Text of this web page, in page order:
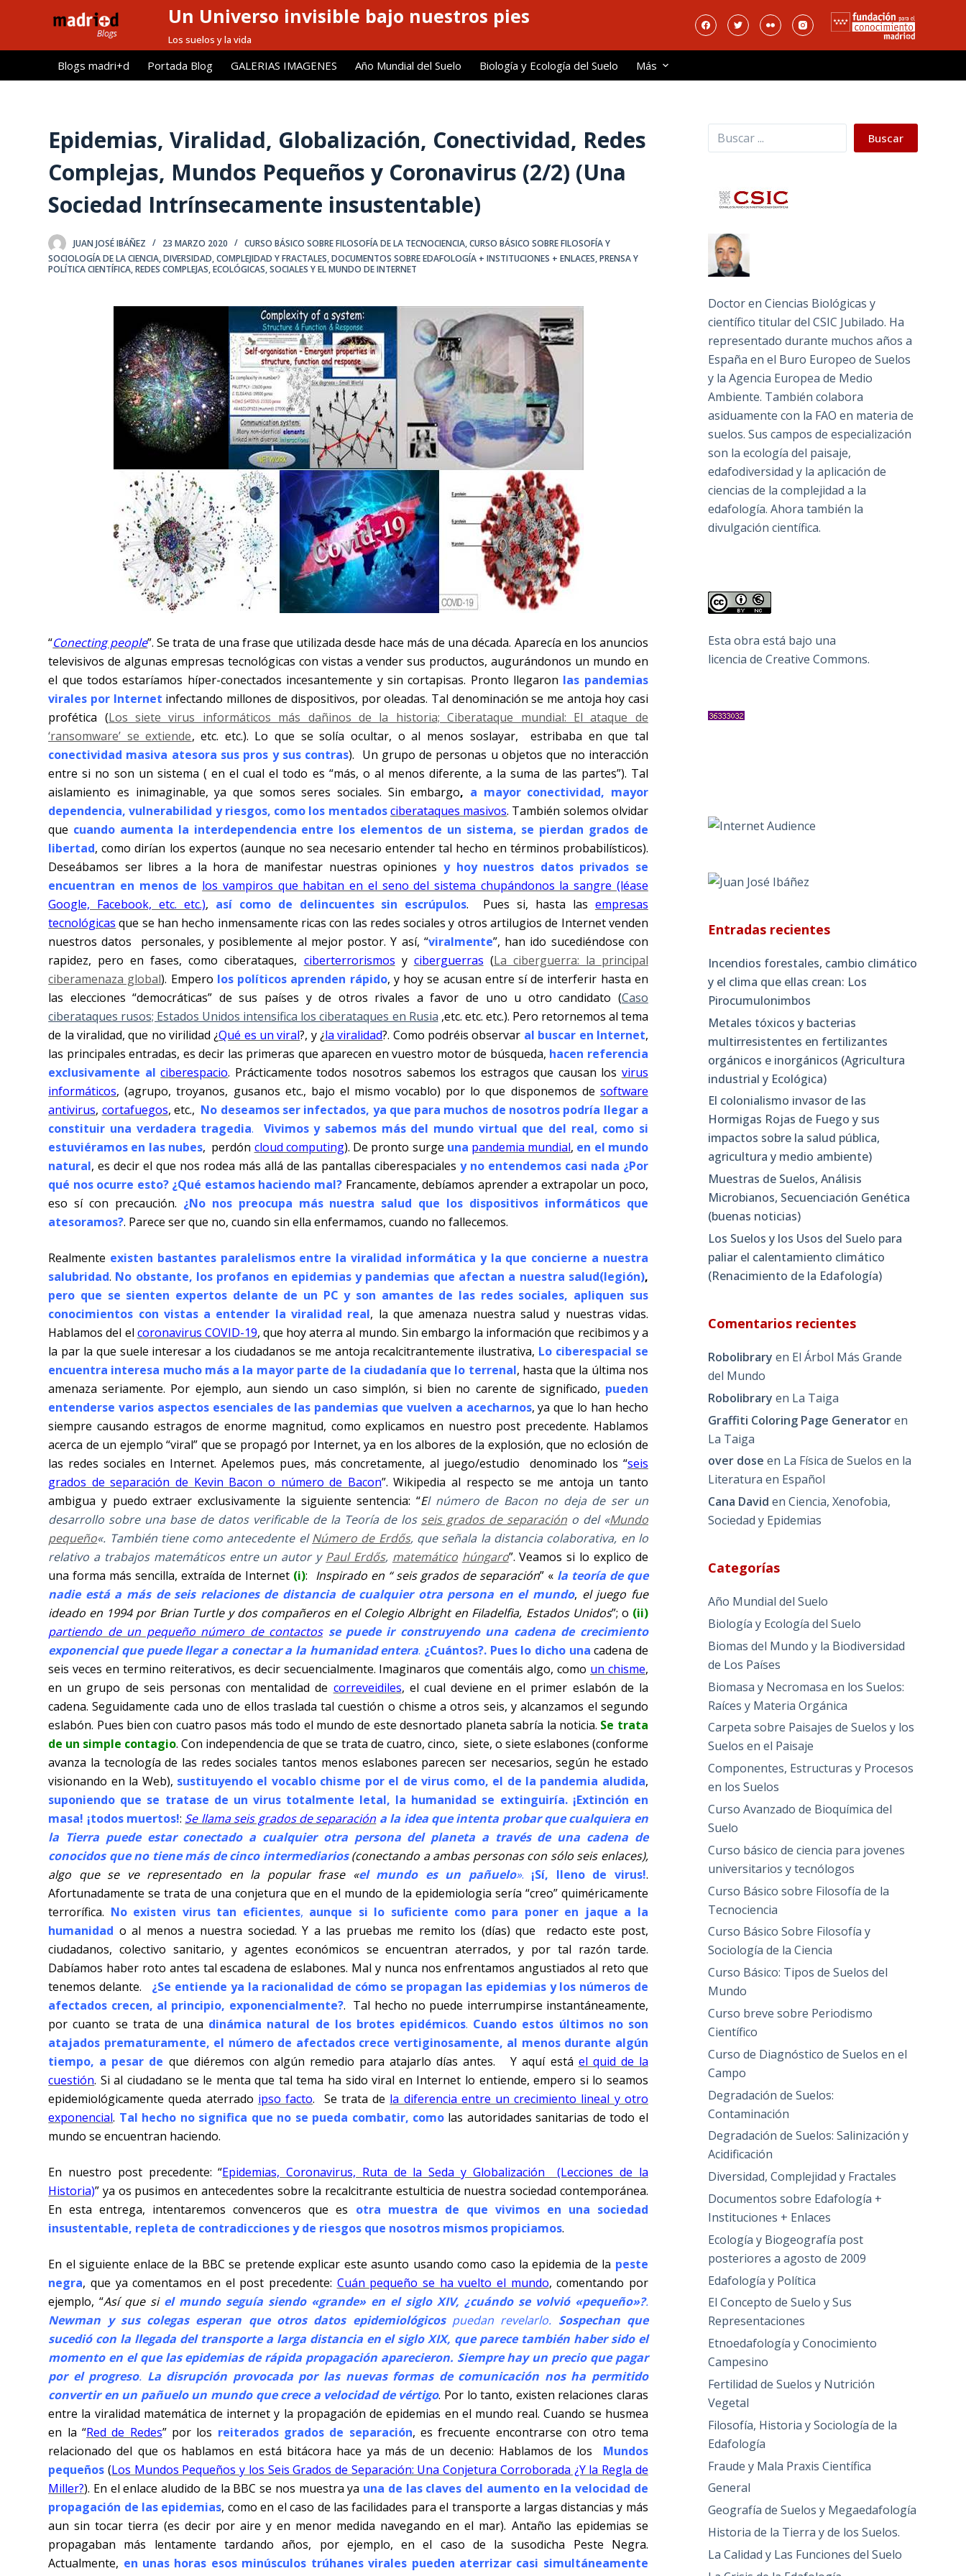
l
Un Universo invisible bajo nuestros pies
Los suelos y la vida
Blogs madri+d Portada Blog GALERIAS IMAGENES Año Mundial del Suelo Biología y Ecología del Suelo Más
Epidemias, Viralidad, Globalización, Conectividad, Redes
Complejas, Mundos Pequeños y Coronavirus (2/2) (Una
Sociedad Intrínsecamente insustentable)
JUAN JOSÉ IBÁÑEZ 23 MARZO 2020 CURSO BÁSICO SOBRE FILOSOFÍA DE LA TECNOCIENCIA,CURSO BÁSICO SOBRE FILOSOFÍA Y
SOCIOLOGÍA DE LA CIENCIA,DIVERSIDAD, COMPLEJIDAD Y FRACTALES,DOCUMENTOS SOBRE EDAFOLOGÍA + INSTITUCIONES + ENLACES,PRENSA Y
POLÍTICA CIENTÍFICA,REDES COMPLEJAS, ECOLÓGICAS, SOCIALES Y EL MUNDO DE INTERNET
“Conecting people”. Se trata de una frase que utilizada desde hace más de una década. Aparecía en los anuncios
televisivos de algunas empresas tecnológicas con vistas a vender sus productos, augurándonos un mundo en
el que todos estaríamos híper-conectados incesantemente y sin cortapisas. Pronto llegaron las pandemias
virales por Internet infectando millones de dispositivos, por oleadas. Tal denominación se me antoja hoy casi
profética (Los siete virus informáticos más dañinos de la historia;Ciberataque mundial: El ataque de
‘ransomware’ se extiende, etc. etc.). Lo que se solía ocultar, o al menos soslayar, estribaba en que tal
conectividad masiva atesora sus pros y sus contras). Un grupo de personas u objetos que no interacción
entre si no son un sistema ( en el cual el todo es “más, o al menos diferente, a la suma de las partes”). Tal
aislamiento es inimaginable, ya que somos seres sociales. Sin embargo, a mayor conectividad, mayor
dependencia, vulnerabilidad y riesgos, como los mentadosciberataques masivos. También solemos olvidar
que cuando aumenta la interdependencia entre los elementos de un sistema, se pierdan grados de
libertad, como dirían los expertos (aunque no sea necesario entender tal hecho en términos probabilísticos).
Deseábamos ser libres a la hora de manifestar nuestras opiniones y hoy nuestros datos privados se
encuentran en menos de los vampiros que habitan en el seno del sistema chupándonos la sangre (léase
Google, Facebook, etc. etc.), así como de delincuentes sin escrúpulos. Pues si, hasta las empresas
tecnológicas que se han hecho inmensamente ricas con las redes sociales y otros artilugios de Internet venden
nuestros datos personales, y posiblemente al mejor postor. Y así, “viralmente”, han ido sucediéndose con
rapidez, pero en fases, como ciberataques, ciberterrorismos y ciberguerras (La ciberguerra: la principal
ciberamenaza global). Empero los políticos aprenden rápido, y hoy se acusan entre sí de interferir hasta en
las elecciones “democráticas” de sus países y de otros rivales a favor de uno u otro candidato (Caso
ciberataques rusos; Estados Unidos intensifica los ciberataques en Rusia ,etc. etc. etc.). Pero retornemos al tema
de la viralidad, que no virilidad ¿Qué es un viral?, y ¿la viralidad?. Como podréis observar al buscar en Internet,
las principales entradas, es decir las primeras que aparecen en vuestro motor de búsqueda, hacen referencia
exclusivamente alciberespacio. Prácticamente todos nosotros sabemos los estragos que causan los virus
informáticos, (agrupo, troyanos, gusanos etc., bajo el mismo vocablo) por lo que disponemos de software
antivirus, cortafuegos, etc., No deseamos ser infectados, ya que para muchos de nosotros podría llegar a
constituir una verdadera tragedia. Vivimos y sabemos más del mundo virtual que del real, como si
estuviéramos en las nubes, perdón cloud computing). De pronto surge una pandemia mundial, en el mundo
natural, es decir el que nos rodea más allá de las pantallas ciberespacialesy no entendemos casi nada ¿Por
qué nos ocurre esto? ¿Qué estamos haciendo mal? Francamente, debíamos aprender a extrapolar un poco,
eso sí con precaución. ¿No nos preocupa más nuestra salud que los dispositivos informáticos que
atesoramos?. Parece ser que no, cuando sin ella enfermamos, cuando no fallecemos.
Realmente existen bastantes paralelismos entre la viralidad informática y la que concierne a nuestra
salubridad. No obstante, los profanos en epidemias y pandemias que afectan a nuestra salud(legión),
pero que se sienten expertos delante de un PC y son amantes de las redes sociales, apliquen sus
conocimientos con vistas a entender la viralidad real, la que amenaza nuestra salud y nuestras vidas.
Hablamos del el coronavirus COVID-19, que hoy aterra al mundo. Sin embargo la información que recibimos y a
la par la que suele interesar a los ciudadanos se me antoja recalcitrantemente ilustrativa, Lo ciberespacial se
encuentra interesa mucho más a la mayor parte de la ciudadanía que lo terrenal, hasta que la última nos
amenaza seriamente. Por ejemplo, aun siendo un caso simplón, si bien no carente de significado, pueden
entenderse varios aspectos esenciales de las pandemias que vuelven a acecharnos, ya que lo han hecho
siempre causando estragos de enorme magnitud, como explicamos en nuestro post precedente. Hablamos
acerca de un ejemplo “viral” que se propagó por Internet, ya en los albores de la explosión, que no eclosión de
las redes sociales en Internet. Apelemos pues, más concretamente, al juego/estudio
denominado los “seis
grados de separación de Kevin Bacon o número de Bacon”. Wikipedia al respecto se me antoja un tanto
ambigua y puedo extraer exclusivamente la siguiente sentencia: “El número de Bacon no deja de ser un
desarrollo sobre una base de datos verificable de la Teoría de los seis grados de separacióno del «Mundo
pequeño«. También tiene como antecedente elNúmero de Erdős, que señala la distancia colaborativa, en lo
relativo a trabajos matemáticos entre un autor y Paul Erdős, matemático húngaro”. Veamos si lo explico de
una forma más sencilla, extraída de Internet (i): Inspirado en “ seis grados de separación” «lateoría de que
nadie está a más de seis relaciones de distancia de cualquier otra persona en el mundo, el juego fue
ideado en 1994 por Brian Turtle y dos compañeros en el Colegio Albright en Filadelfia, Estados Unidos”; o (ii)
partiendo de un pequeño número de contactos se puede ir construyendo una cadena de crecimiento
exponencial que puede llegar a conectar a la humanidad entera. ¿Cuántos?. Pues lo dicho una cadena de
seis veces en termino reiterativos, es decir secuencialmente. Imaginaros que comentáis algo, como un chisme,
en un grupo de seis personas con mentalidad de correveidiles, el cual deviene en el primer eslabón de la
cadena. Seguidamente cada uno de ellos traslada tal cuestión o chisme a otros seis, y alcanzamos el segundo
eslabón. Pues bien con cuatro pasos más todo el mundo de este desnortado planeta sabría la noticia. Se trata
de un simple contagio. Con independencia de que se trata de cuatro, cinco, siete, o siete eslabones (conforme
avanza la tecnología de las redes sociales tantos menos eslabones parecen ser necesarios, según he estado
visionando en la Web), sustituyendo el vocablo chisme por el de virus como, el de la pandemia aludida,
suponiendo que se tratase de un virus totalmente letal, la humanidad se extinguiría. ¡Extinción en
masa! ¡todos muertos!: Se llama seis grados de separación a la idea que intenta probar que cualquiera en
la Tierra puede estar conectado a cualquier otra persona del planeta a través de una cadena de
conocidos que no tiene más de cinco intermediarios(conectando a ambas personas con sólo seis enlaces),
algo que se ve representado en la popular frase «el mundo es un pañuelo». ¡Sí, lleno de virus!.
Afortunadamente se trata de una conjetura que en el mundo de la epidemiologia sería “creo” quiméricamente
terrorífica. No existen virus tan eficientes, aunque si lo suficiente como para poner en jaque a la
humanidad o al menos a nuestra sociedad. Y a las pruebas me remito los (días) que
redacto este post,
ciudadanos, colectivo sanitario, y agentes económicos se encuentran aterrados, y por tal razón tarde.
Dabíamos haber roto antes tal escadena de eslabones. Mal y nunca nos enfrentamos angustiados al reto que
tenemos delante.
¿Se entiende ya la racionalidad de cómo se propagan las epidemias y los números de
afectados crecen, al principio, exponencialmente?. Tal hecho no puede interrumpirse instantáneamente,
por cuanto se trata de una dinámica natural de los brotes epidémicos. Cuando estos últimos no son
atajados prematuramente, el número de afectados crece vertiginosamente, al menos durante algún
tiempo, a pesar de que diéremos con algún remedio para atajarlo días antes. Y aquí está el quid de la
cuestión. Si al ciudadano se le menta que tal tema ha sido viral en Internet lo entiende, empero si lo seamos
epidemiológicamente queda aterrado ipso facto. Se trata de la diferencia entre un crecimiento lineal y otro
exponencial. Tal hecho no significa que no se pueda combatir, como las autoridades sanitarias de todo el
mundo se encuentran haciendo.
En nuestro post precedente: “Epidemias, Coronavirus, Ruta de la Seda y Globalización(Lecciones de la
Historia)” ya os pusimos en antecedentes sobre la recalcitrante estulticia de nuestra sociedad contemporánea.
En esta entrega, intentaremos convenceros que es otra muestra de que vivimos en una sociedad
insustentable, repleta de contradicciones y de riesgos que nosotros mismos propiciamos.
En el siguiente enlace de la BBC se pretende explicar este asunto usando como caso la epidemia de la peste
negra, que ya comentamos en el post precedente: Cuán pequeño se ha vuelto el mundo, comentando por
ejemplo, “Así que si el mundo seguía siendo «grande» en el siglo XIV, ¿cuándo se volvió «pequeño»?.
Newman y sus colegas esperan que otros datos epidemiológicospuedan revelarlo. Sospechan que
sucedió con la llegada del transporte a larga distancia en el siglo XIX, que parece también haber sido el
momento en el que las epidemias de rápida propagación aparecieron. Siempre hay un precio que pagar
por el progreso. La disrupción provocada por las nuevas formas de comunicación nos ha permitido
convertir en un pañuelo un mundo que crece a velocidad de vértigo. Por lo tanto, existen relaciones claras
entre la viralidad matemática de internet y la propagación de epidemias en el mundo real. Cuando se husmea
en la “Red de Redes” por los reiterados grados de separación, es frecuente encontrarse con otro tema
relacionado del que os hablamos en está bitácora hace ya más de un decenio: Hablamos de los
Mundos
pequeños (Los Mundos Pequeños y los Seis Grados de Separación: Una Conjetura Corroborada ¿Y la Regla de
Miller?). En el enlace aludido de la BBC se nos muestra ya una de las claves del aumento en la velocidad de
propagación de las epidemias, como en el caso de las facilidades para el transporte a largas distancias y más
aun sin tocar tierra (es decir por aire y en menor medida navegando en el mar). Antaño las epidemias se
propagaban más lentamente tardando años, por ejemplo, en el caso de la susodicha Peste Negra.
Actualmente, en unas horas esos minúsculos trúhanes virales pueden aterrizar casi simultáneamente
Buscar Buscar
Doctor en Ciencias Biológicas y
científico titular del CSIC Jubilado. Ha
representado durante muchos años a
España en el Buro Europeo de Suelos
y la Agencia Europea de Medio
Ambiente. También colabora
asiduamente con la FAO en materia de
suelos. Sus campos de especialización
son la ecología del paisaje,
edafodiversidad y la aplicación de
ciencias de la complejidad a la
edafología. Ahora también la
divulgación científica.
Esta obra está bajo una
licencia de Creative Commons.
Entradas recientes
Incendios forestales, cambio climático
y el clima que ellas crean: Los
Pirocumulonimbos
Metales tóxicos y bacterias
multirresistentes en fertilizantes
orgánicos e inorgánicos (Agricultura
industrial y Ecológica)
El colonialismo invasor de las
Hormigas Rojas de Fuego y sus
impactos sobre la salud pública,
agricultura y medio ambiente)
Muestras de Suelos, Análisis
Microbianos, Secuenciación Genética
(buenas noticias)
Los Suelos y los Usos del Suelo para
paliar el calentamiento climático
(Renacimiento de la Edafología)
Comentarios recientes
Robolibrary en El Árbol Más Grande
del Mundo
Robolibrary en La Taiga
Graffiti Coloring Page Generatoren
La Taiga
over dose en La Física de Suelos en la
Literatura en Español
Cana David enCiencia, Xenofobia,
Sociedad y Epidemias
Categorías
Año Mundial del Suelo
Biología y Ecología del Suelo
Biomas del Mundo y la Biodiversidad
de Los Países
Biomasa y Necromasa en los Suelos:
Raíces y Materia Orgánica
Carpeta sobre Paisajes de Suelos y los
Suelos en el Paisaje
Componentes, Estructuras y Procesos
en los Suelos
Curso Avanzado de Bioquímica del
Suelo
Curso básico de ciencia para jovenes
universitarios y tecnólogos
Curso Básico sobre Filosofía de la
Tecnociencia
Curso Básico Sobre Filosofía y
Sociología de la Ciencia
Curso Básico: Tipos de Suelos del
Mundo
Curso breve sobre Periodismo
Científico
Curso de Diagnóstico de Suelos en el
Campo
Degradación de Suelos:
Contaminación
Degradación de Suelos: Salinización y
Acidificación
Diversidad, Complejidad y Fractales
Documentos sobre Edafología +
Instituciones + Enlaces
Ecología y Biogeografía post
posteriores a agosto de 2009
Edafología y Política
El Concepto de Suelo y Sus
Representaciones
Etnoedafología y Conocimiento
Campesino
Fertilidad de Suelos y Nutrición
Vegetal
Filosofía, Historia y Sociología de la
Edafología
Fraude y Mala Praxis Científica
General
Geografía de Suelos y Megaedafología
Historia de la Tierra y de los Suelos.
La Calidad y Las Funciones del Suelo